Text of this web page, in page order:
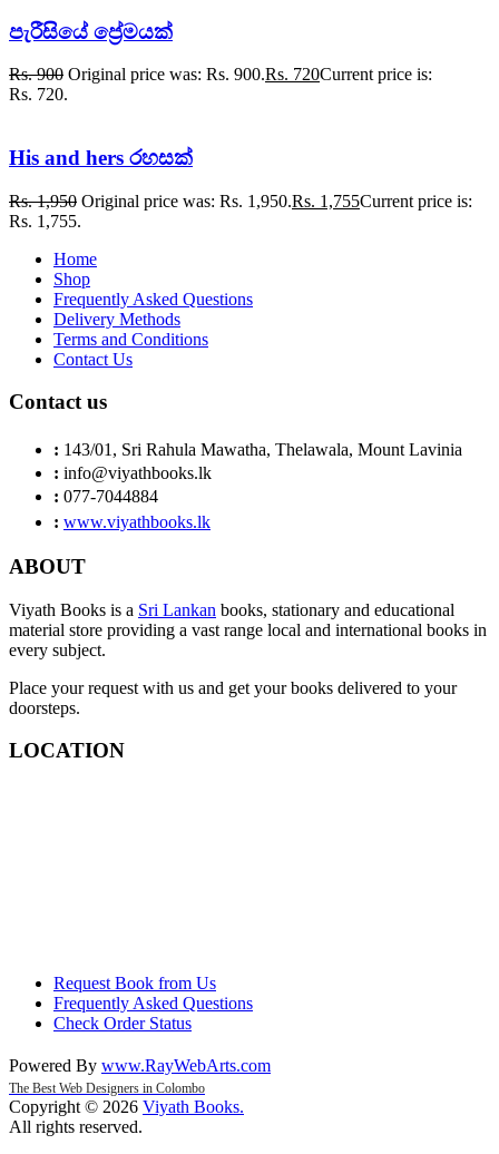
පැරීසියේ ප්‍රේමයක්
Rs.900 Original price was: Rs. 900.Rs. 720Current price is:
Rs. 720.
His and hers රහසක්
Rs.1,950 Original price was: Rs. 1,950.Rs. 1,755Current price is:
Rs. 1,755.
Home
Shop
Frequently Asked Questions
Delivery Methods
Terms and Conditions
Contact Us
Contact us
: 143/01, Sri Rahula Mawatha, Thelawala, Mount Lavinia
: info@viyathbooks.lk
: 077-7044884
: www.viyathbooks.lk
ABOUT
Viyath Books is a Sri Lankan books, stationary and educational
material store providing a vast range local and international books in
every subject.
Place your request with us and get your books delivered to your
doorsteps.
LOCATION
Request Book from Us
Frequently Asked Questions
Check Order Status
Powered By www.RayWebArts.com
The Best Web Designers in Colombo
Copyright © 2026 Viyath Books.
All rights reserved.